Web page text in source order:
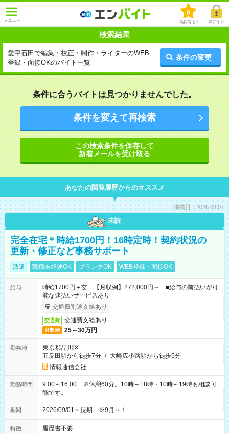
メニュー
0
気になる！ ログイン
検索結果
愛甲石田で編集・校正・制作・ライターのWEB
登録・面接OKのバイト一覧
条件の変更
条件に合うバイトは見つかりませんでした。
条件を変えて再検索
この検索条件を保存して
新着メールを受け取る
あなたの閲覧履歴からのオススメ
掲載日：2026.08.07
未読
完全在宅＊時給1700円！16時定時！契約状況の
更新・修正など事務サポート
派遣 職種未経験OK ブランクOK WEB登録・面接OK
給与
時給1700円＋交 【月収例】272,000円～ ■給与の前払いが可
能な速払いサービスあり
交通費別途支給あり
交通費 交通費支給あり
月収例 25～30万円
勤務地
東京都品川区
五反田駅から徒歩7分 / 大崎広小路駅から徒歩5分
情報通信会社
勤務時間
9:00～16:00 ※休憩60分。10時～18時・10時～19時も相談可
能です。
期間 2026/09/01～長期 ※9月～！
特徴 履歴書不要